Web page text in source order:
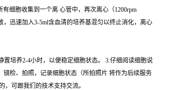
细胞收集到一个离 心管中，再次离心（1200rpm
迅速加入3-5ml含血清的培养基混匀以终止消化，离心
培养2-4小时，以便稳定细胞状态。 3.仔细阅读细胞说
检、拍照，记录细胞状态（所拍照片 将作为后续服务
，可跟我们的技术支持交流。